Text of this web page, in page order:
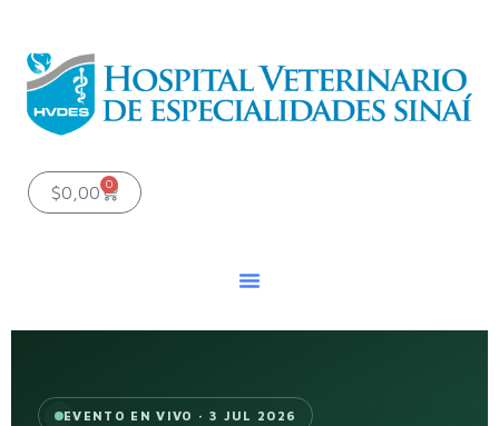
contenido
$0,00 0
Carrito
EVENTO EN VIVO · 3 JUL 2026